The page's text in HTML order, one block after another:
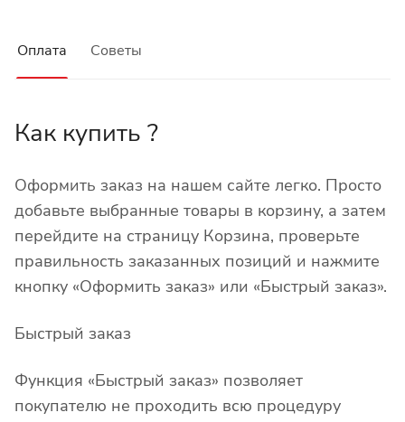
Оплата Советы
Как купить ?
Оформить заказ на нашем сайте легко. Просто
добавьте выбранные товары в корзину, а затем
перейдите на страницу Корзина, проверьте
правильность заказанных позиций и нажмите
кнопку «Оформить заказ» или «Быстрый заказ».
Быстрый заказ
Функция «Быстрый заказ» позволяет
покупателю не проходить всю процедуру